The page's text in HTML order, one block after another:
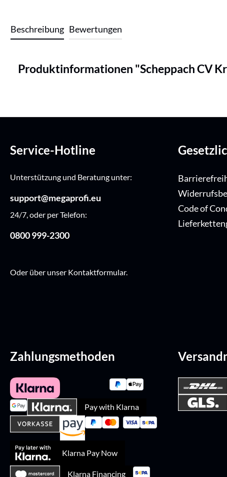
Beschreibung Bewertungen
Produktinformationen "Scheppach CV
Service-Hotline
Unterstützung und Beratung unter:
support@megaprofi.eu
24/7, oder per Telefon:
0800 999-2300
Oder über unser Kontaktformular.
Code of
Zahlungsmethoden
Pay with Klarna
Klarna Pay Now
Klarna Financing